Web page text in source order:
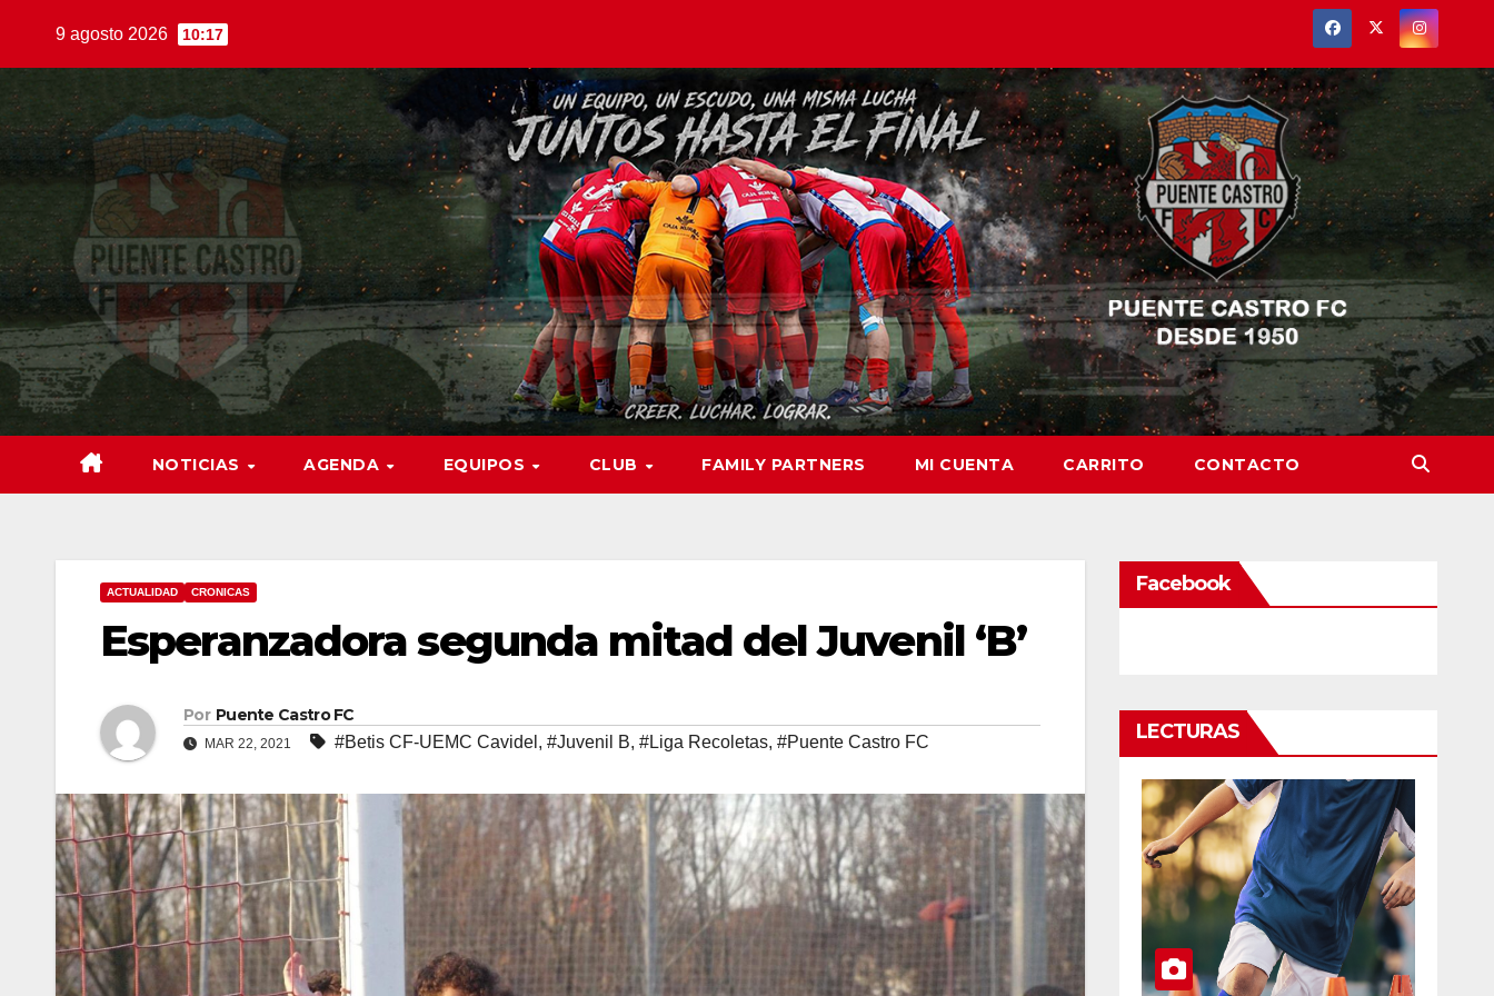
9 agosto 2026 10:17
NOTICIAS AGENDA EQUIPOS CLUB FAMILY PARTNERS MI CUENTA CARRITO CONTACTO
ACTUALIDAD CRONICAS
Esperanzadora segunda mitad del Juvenil ‘B’
Por Puente Castro FC
MAR 22, 2021 #Betis CF-UEMC Cavidel , #Juvenil B, #Liga Recoletas, #Puente Castro FC
Facebook
LECTURAS